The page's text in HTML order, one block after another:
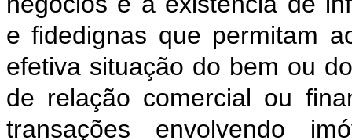
e fidedignas que permitam
efetiva situação do bem ou
de relação comercial ou
transações envolvendo